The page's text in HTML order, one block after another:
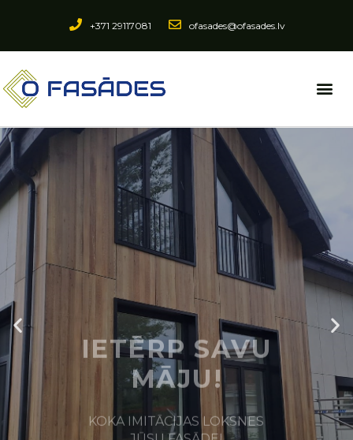
+371 29117081 ofasades@ofasades.lv
IETĒRP SAVU
MĀJU!
KOKA IMITĀCIJAS LOKSNES
JŪSU FASĀDEI
Sazinies ar mums